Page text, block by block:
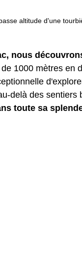
altitude d'une
nous
1000 mètres en
delà des sentiers
toute sa